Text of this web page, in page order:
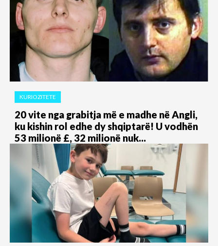
KURIOZITETE
20 vite nga grabitja më e madhe në Angli,
ku kishin rol edhe dy shqiptarë! U vodhën
53 milionë £, 32 milionë nuk...